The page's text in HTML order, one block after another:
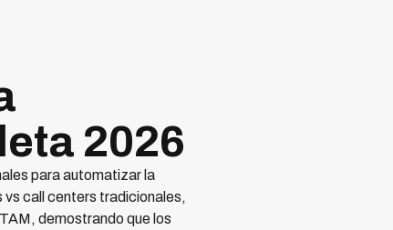
2026
para automatizar la
call centers tradicionales,
demostrando que los